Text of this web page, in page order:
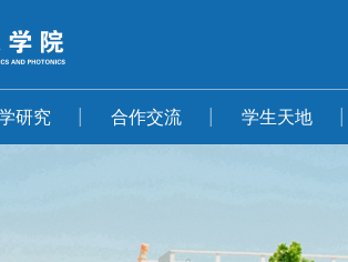
研究 合作交流 学生天地